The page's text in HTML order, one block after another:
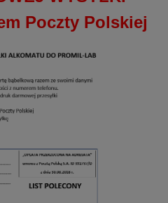
Poczty Polskiej